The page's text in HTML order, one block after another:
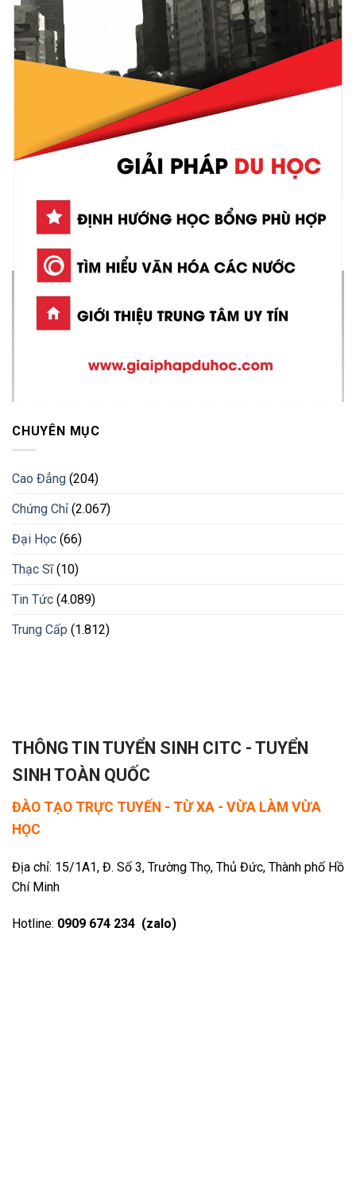
CHUYÊN MỤC
Cao Đẳng (204)
Chứng Chỉ (2.067)
Đại Học (66)
Thạc Sĩ(10)
Tin Tức (4.089)
Trung Cấp (1.812)
THÔNG TIN TUYỂN SINH CITC - TUYỂN
SINH TOÀN QUỐC
ĐÀO TẠO TRỰC TUYẾN - TỪ XA - VỪA LÀM VỪA
HỌC
Địa chỉ: 15/1A1, Đ. Số 3, Trường Thọ, Thủ Đức, Thành phố Hồ
Chí Minh
Hotline: 0909 674 234 (zalo)